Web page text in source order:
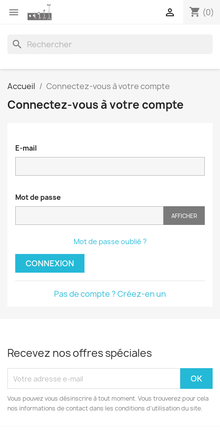
 shopping_cart (0)

search
Accueil Connectez-vous à votre compte
Connectez-vous à votre compte
E-mail
Mot de passe
AFFICHER
Mot de passe oublié ?
CONNEXION
Pas de compte ? Créez-en un
Recevez nos offres spéciales
Vous pouvez vous désinscrire à tout moment. Vous trouverez pour cela
nos informations de contact dans les conditions d'utilisation du site.